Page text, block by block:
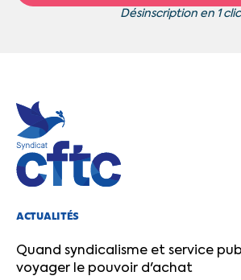
Désinscription en 1 clic
ACTUALITÉS
Quand syndicalisme et service
voyager le pouvoir d'achat